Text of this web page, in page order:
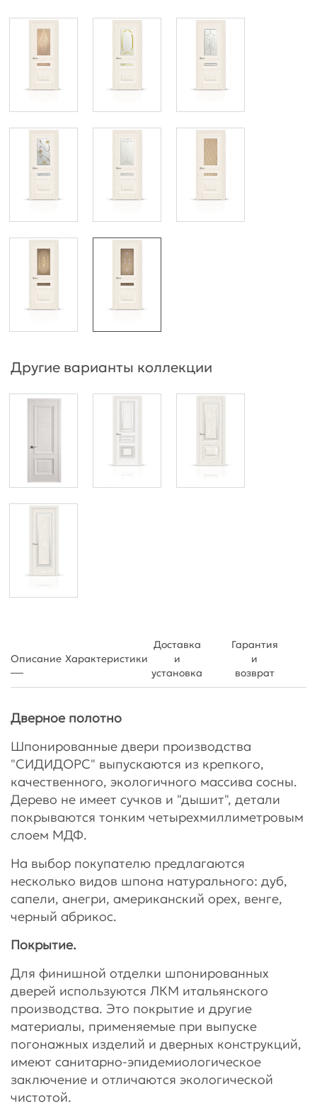
Другие варианты коллекции
Описание Характеристики
Доставка
и
установка
Гарантия
и
возврат
Дверное полотно
Шпонированные двери производства
"СИДИДОРС" выпускаются из крепкого,
качественного, экологичного массива сосны.
Дерево не имеет сучков и "дышит", детали
покрываются тонким четырехмиллиметровым
слоем МДФ.
На выбор покупателю предлагаются
несколько видов шпона натурального: дуб,
сапели, анегри, американский орех, венге,
черный абрикос.
Покрытие.
Для финишной отделки шпонированных
дверей используются ЛКМ итальянского
производства. Это покрытие и другие
материалы, применяемые при выпуске
погонажных изделий и дверных конструкций,
имеют санитарно-эпидемиологическое
заключение и отличаются экологической
чистотой.